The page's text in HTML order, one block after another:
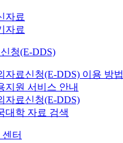
자료
자료
청(E-DDS)
자료신청(E-DDS) 이용 방법
지원 서비스 안내
자료신청(E-DDS)
대학 자료 검색
센터